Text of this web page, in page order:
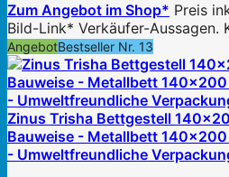
Zum Angebot im Shop* Preis
Bild-Link* Verkäufer-Aussagen.
AngebotBestseller Nr. 13
Zinus Trisha Bettgestell
Bauweise - Metallbett
- Umweltfreundliche